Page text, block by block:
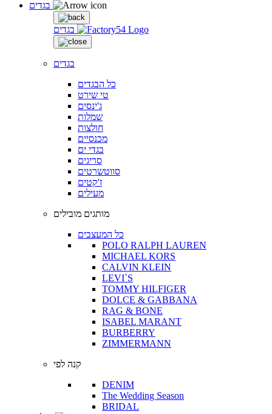
בגדים
בגדים
כל הבגדים
טי שירט
ג'ינסים
שמלות
חולצות
מכנסיים
בגדי ים
סריגים
סווטשרטים
ז'קטים
מעילים
מותגים מובילים
כל המעצבים
POLO RALPH LAUREN
MICHAEL KORS
CALVIN KLEIN
LEVI`S
TOMMY HILFIGER
DOLCE & GABBANA
RAG & BONE
ISABEL MARANT
BURBERRY
ZIMMERMANN
קנה לפי
DENIM
The Wedding Season
BRIDAL